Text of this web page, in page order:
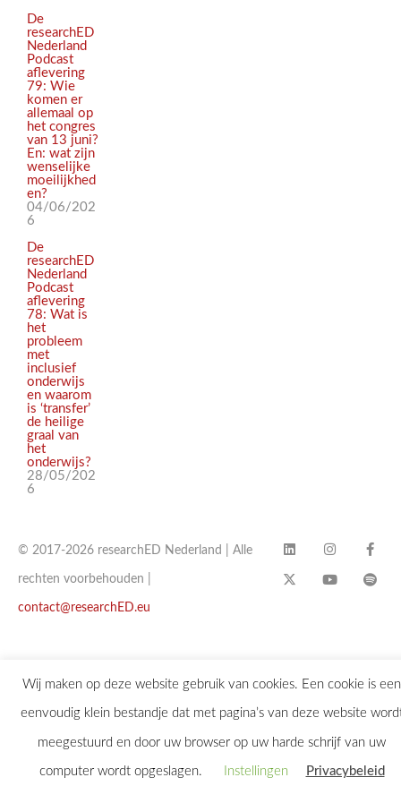
De
researchED
Nederland
Podcast
aflevering
79: Wie
komen er
allemaal op
het congres
van 13 juni?
En: wat zijn
wenselijke
moeilijkhed
en?
04/06/202
6
De
researchED
Nederland
Podcast
aflevering
78: Wat is
het
probleem
met
inclusief
onderwijs
en waarom
is ‘transfer’
de heilige
graal van
het
onderwijs?
28/05/202
6
© 2017-2026 researchED Nederland | Alle
rechten voorbehouden |
contact@researchED.eu
Wij maken op deze website gebruik van cookies. Een cookie is een
eenvoudig klein bestandje dat met pagina’s van deze website
meegestuurd en door uw browser op uw harde schrijf van uw
computer wordt opgeslagen. Instellingen Privacybeleid